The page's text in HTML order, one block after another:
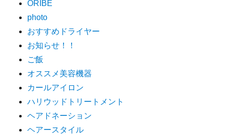
ORIBE
photo
おすすめドライヤー
お知らせ！！
ご飯
オススメ美容機器
カールアイロン
ハリウッドトリートメント
ヘアドネーション
ヘアースタイル